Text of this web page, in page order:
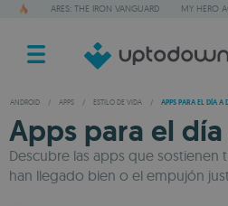
ARES: THE IRON VANGUARD MY HERO
ANDROID / APPS / ESTILO DE VIDA / APPS PARA EL DÍA A
Apps para el
Descubre las apps que
han llegado bien o el empujón